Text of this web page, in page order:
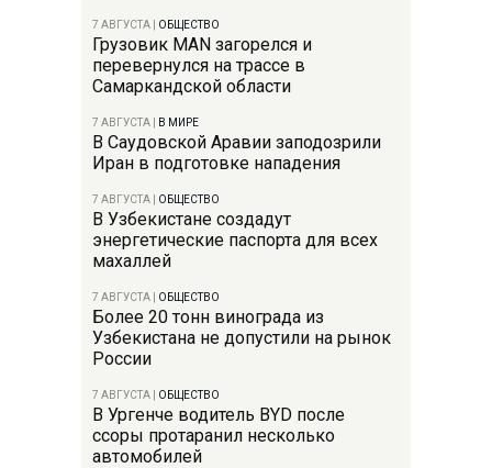
7 АВГУСТА ОБЩЕСТВО
Грузовик MAN загорелся и
перевернулся на трассе в
Самаркандской области
7 АВГУСТА В МИРЕ
В Саудовской Аравии заподозрили
Иран в подготовке нападения
7 АВГУСТА ОБЩЕСТВО
В Узбекистане создадут
энергетические паспорта для всех
махаллей
7 АВГУСТА ОБЩЕСТВО
Более 20 тонн винограда из
Узбекистана не допустили на рынок
России
7 АВГУСТА ОБЩЕСТВО
В Ургенче водитель BYD после
ссоры протаранил несколько
автомобилей